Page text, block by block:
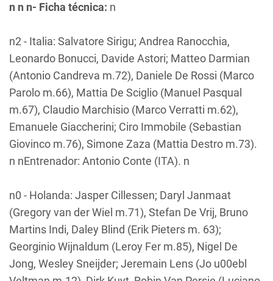
n n n- Ficha técnica: n
n2 - Italia: Salvatore Sirigu; Andrea Ranocchia,
Leonardo Bonucci, Davide Astori; Matteo Darmian
(Antonio Candreva m.72), Daniele De Rossi (Marco
Parolo m.66), Mattia De Sciglio (Manuel Pasqual
m.67), Claudio Marchisio (Marco Verratti m.62),
Emanuele Giaccherini; Ciro Immobile (Sebastian
Giovinco m.76), Simone Zaza (Mattia Destro m.73).
n nEntrenador: Antonio Conte (ITA). n
n0 - Holanda: Jasper Cillessen; Daryl Janmaat
(Gregory van der Wiel m.71), Stefan De Vrij, Bruno
Martins Indi, Daley Blind (Erik Pieters m. 63);
Georginio Wijnaldum (Leroy Fer m.85), Nigel De
Jong, Wesley Sneijder; Jeremain Lens (Jo u00ebl